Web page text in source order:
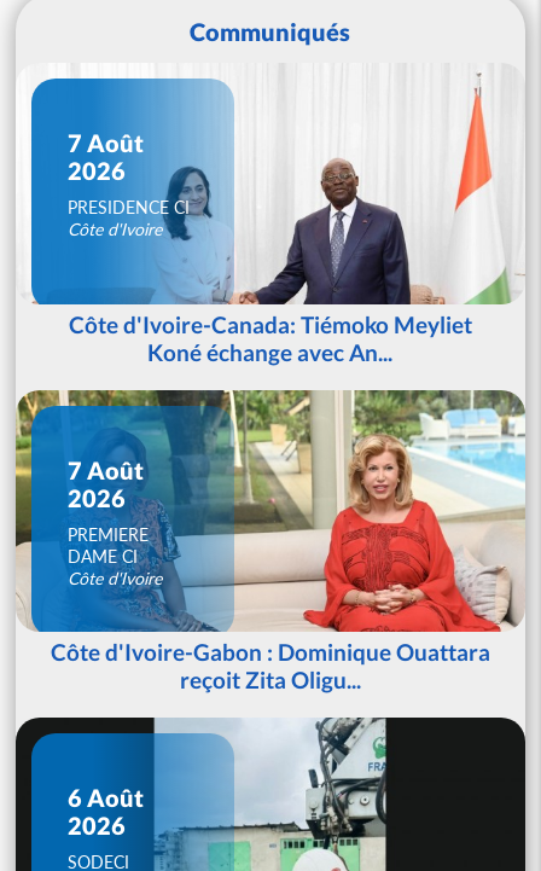
Communiqués
7 Août
2026
PRESIDENCE CI
Côte d'Ivoire
Côte d'Ivoire-Canada: Tiémoko Meyliet
Koné échange avec An...
7 Août
2026
PREMIERE
DAME CI
Côte d'Ivoire
Côte d'Ivoire-Gabon : Dominique Ouattara
reçoit Zita Oligu...
6 Août
2026
SODECI